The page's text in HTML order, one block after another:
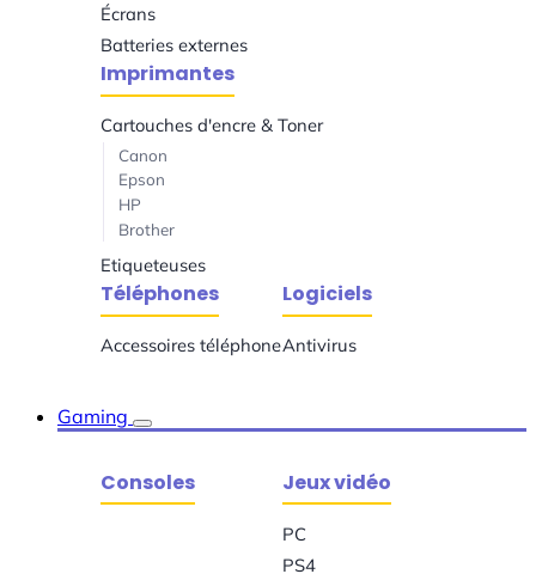
Écrans
Batteries externes
Imprimantes
Cartouches d'encre & Toner
Canon
Epson
HP
Brother
Etiqueteuses
Téléphones
Accessoires téléphone
Logiciels
Antivirus
Gaming
Consoles Jeux vidéo
PC
PS4